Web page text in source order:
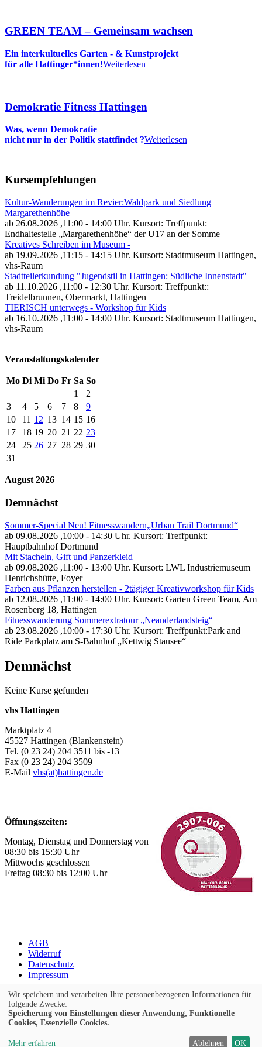
GREEN TEAM – Gemeinsam wachsen
Ein interkultuelles Garten - & Kunstprojekt
für alle Hattinger*innen!Weiterlesen
Demokratie Fitness Hattingen
Was, wenn Demokratie
nicht nur in der Politik stattfindet ?Weiterlesen
Kursempfehlungen
Kultur-Wanderungen im Revier:Waldpark und Siedlung
Margarethenhöhe
ab 26.08.2026 ,11:00 - 14:00 Uhr. Kursort: Treffpunkt:
Endhaltestelle „Margarethenhöhe“ der U17 an der Somme
Kreatives Schreiben im Museum -
ab 19.09.2026 ,11:15 - 14:15 Uhr. Kursort: Stadtmuseum Hattingen,
vhs-Raum
Stadtteilerkundung "Jugendstil in Hattingen: Südliche Innenstadt"
ab 11.10.2026 ,11:00 - 12:30 Uhr. Kursort: Treffpunkt::
Treidelbrunnen, Obermarkt, Hattingen
TIERISCH unterwegs - Workshop für Kids
ab 16.10.2026 ,11:00 - 14:00 Uhr. Kursort: Stadtmuseum Hattingen,
vhs-Raum
Veranstaltungskalender
Mo Di Mi Do Fr Sa So
1
2
3
4 5 6 7 8
9
10
11 12 13 14 15 16
17
18 19 20 21 22 23
24
25 26 27 28 29 30
31
August 2026
Demnächst
Sommer-Special Neu! Fitnesswandern„Urban Trail Dortmund“
ab 09.08.2026 ,10:00 - 14:30 Uhr. Kursort: Treffpunkt:
Hauptbahnhof Dortmund
Mit Stacheln, Gift und Panzerkleid
ab 09.08.2026 ,11:00 - 13:00 Uhr. Kursort: LWL Industriemuseum
Henrichshütte, Foyer
Farben aus Pflanzen herstellen - 2tägiger Kreativworkshop für Kids
ab 12.08.2026 ,11:00 - 14:00 Uhr. Kursort: Garten Green Team, Am
Rosenberg 18, Hattingen
Fitnesswanderung Sommerextratour „Neanderlandsteig“
ab 23.08.2026 ,10:00 - 17:30 Uhr. Kursort: Treffpunkt:Park and
Ride Parkplatz am S-Bahnhof „Kettwig Stausee“
Demnächst
Keine Kurse gefunden
vhs Hattingen
Marktplatz 4
45527 Hattingen (Blankenstein)
Tel. (0 23 24) 204 3511 bis -13
Fax (0 23 24) 204 3509
E-Mail vhs(at)hattingen.de
Öffnungszeiten:
Montag, Dienstag und Donnerstag von
08:30 bis 15:30 Uhr
Mittwochs geschlossen
Freitag 08:30 bis 12:00 Uhr
AGB
Widerruf
Datenschutz
Impressum
Cookie Einstellungen
Widerrufsformular
Wir speichern und verarbeiten Ihre personenbezogenen Informationen für
folgende Zwecke:
Speicherung von Einstellungen dieser Anwendung, Funktionelle
Cookies, Essenzielle Cookies.
Mehr erfahren Ablehnen OK